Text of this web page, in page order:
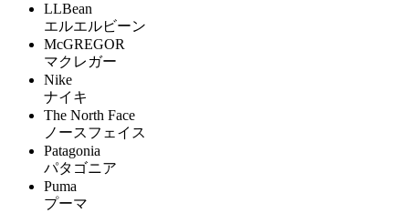
LLBean
エルエルビーン
McGREGOR
マクレガー
Nike
ナイキ
The North Face
ノースフェイス
Patagonia
パタゴニア
Puma
プーマ